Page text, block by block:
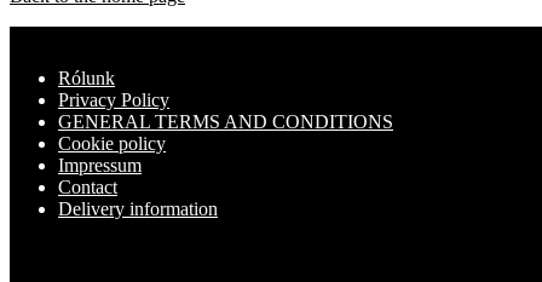
Rólunk
Privacy Policy
GENERAL TERMS AND CONDITIONS
Cookie policy
Impressum
Contact
Delivery information